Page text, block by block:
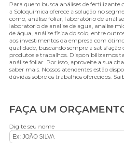
Para quem busca análises de fertilizante
a Soloquímica oferece a solução no
como, análise foliar, laboratório de
laboratorio de analise de agua, analise
de água, análise física do solo, entre
aos investimentos da empresa com
qualidade, buscando sempre a satisfação
produtos e trabalhos. Disponibilizamos
análise foliar. Por isso, aproveite a sua
saber mais. Nossos atendentes estão
dúvidas sobre os trabalhos oferecidos.
FAÇA UM
Digite seu nome